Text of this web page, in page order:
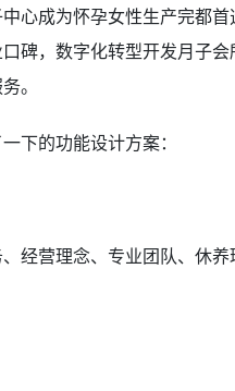
心成为怀孕女性生产完都
碑，数字化转型开发月子
。
下的功能设计方案：
经营理念、专业团队、休